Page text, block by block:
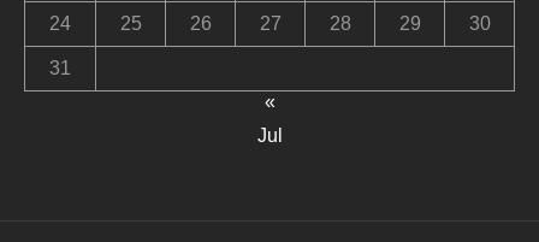
24 25 26 27 28 29 30
31
«
Jul